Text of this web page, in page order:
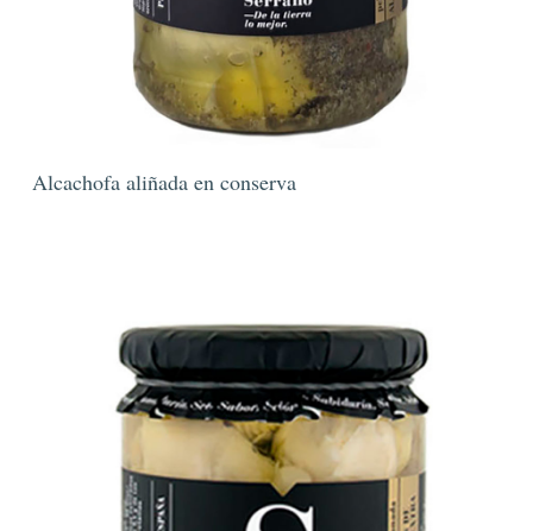
Alcachofa aliñada en conserva